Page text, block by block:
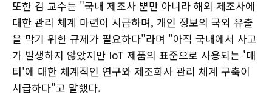
또한 김 교수는 "국내 제조사 뿐만 아니라 해외 제조사에
대한 관리 체계 마련이 시급하며, 개인 정보의 국외 유출
을 막기 위한 규제가 필요하다"라며 "아직 국내에서 사고
가 발생하지 않았지만 IoT 제품의 표준으로 사용되는 '매
터'에 대한 체계적인 연구와 제조회사 관리 체계 구축이
시급하다"고 말했다.